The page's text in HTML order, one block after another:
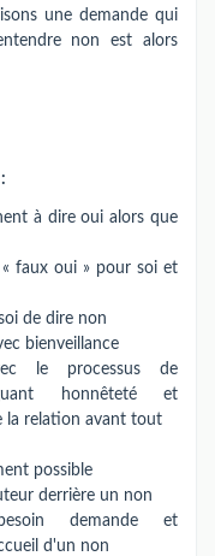
une demande qui
non est alors
à dire oui alors que
« faux oui » pour soi et
de dire non
bienveillance
le processus de
honnêteté et
la relation avant tout
possible
derrière un non
demande et
d'un non